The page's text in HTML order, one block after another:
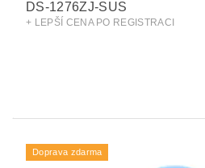
DS-1276ZJ-SUS
+ LEPŠÍ CENA PO REGISTRACI
Doprava zdarma